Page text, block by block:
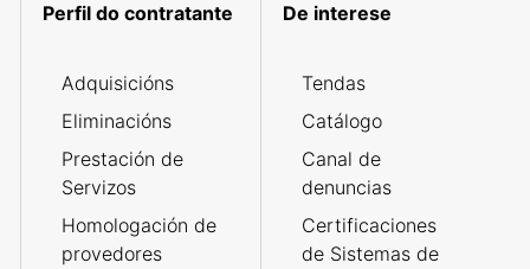
Perfil do contratante
Adquisicións
Eliminacións
Prestación de
Servizos
Homologación de
provedores
De interese
Tendas
Catálogo
Canal de
denuncias
Certificaciones
de Sistemas de